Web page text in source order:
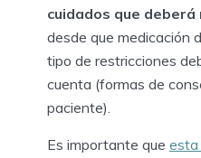
cuidados que
desde que medicación
tipo de restricciones
cuenta (formas de
paciente).
Es importante que esta